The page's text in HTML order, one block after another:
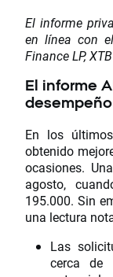
El informe
en línea con
Finance LP, XTB
El informe
En los
obtenido
ocasiones.
agosto,
195.000. Sin
una lectura
Las
cerca de